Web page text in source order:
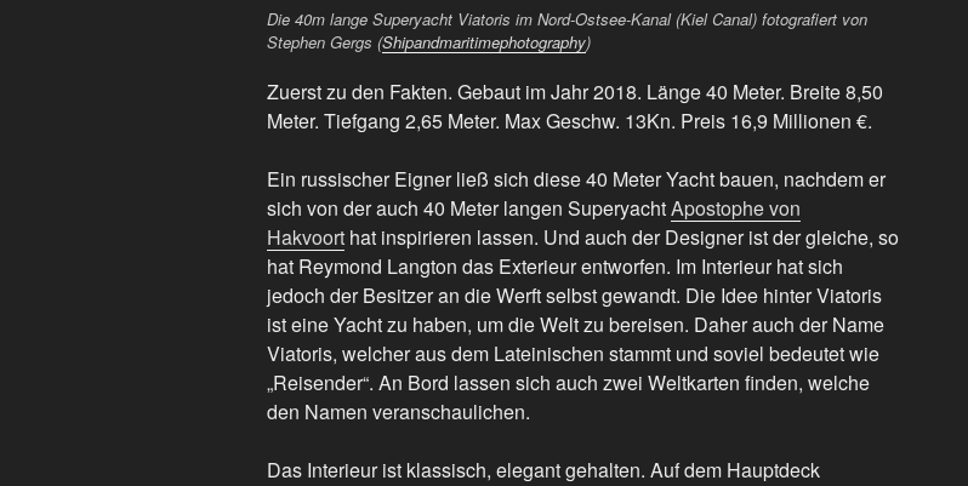
Die 40m lange Superyacht Viatoris im Nord-Ostsee-Kanal (Kiel Canal) fotografiert von
Stephen Gergs (Shipandmaritimephotography)
Zuerst zu den Fakten. Gebaut im Jahr 2018. Länge 40 Meter. Breite 8,50
Meter. Tiefgang 2,65 Meter. Max Geschw. 13Kn. Preis 16,9 Millionen €.
Ein russischer Eigner ließ sich diese 40 Meter Yacht bauen, nachdem er
sich von der auch 40 Meter langen SuperyachtApostophe von
Hakvoort hat inspirieren lassen. Und auch der Designer ist der gleiche, so
hat Reymond Langton das Exterieur entworfen. Im Interieur hat sich
jedoch der Besitzer an die Werft selbst gewandt. Die Idee hinter Viatoris
ist eine Yacht zu haben, um die Welt zu bereisen. Daher auch der Name
Viatoris, welcher aus dem Lateinischen stammt und soviel bedeutet wie
„Reisender“. An Bord lassen sich auch zwei Weltkarten finden, welche
den Namen veranschaulichen.
Das Interieur ist klassisch, elegant gehalten. Auf dem Hauptdeck